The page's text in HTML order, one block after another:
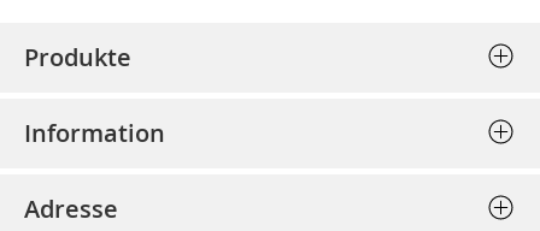
Produkte
Textplatten einzeln
Prägepressen
Information
Datenschutz
Adresse